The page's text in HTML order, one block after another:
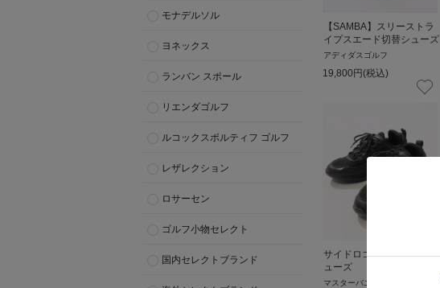
モナデルソル
ヨネックス
ランバン スポール
リエンダゴルフ
ルコックスポルティフ ゴルフ
レザレクション
ロサーセン
ゴルフ小物セレクト
国内セレクトブランド
【SAMBA】スリーストラ
イプスエード切替シューズ
アディダスゴルフ
19,800円(税込)
サイドロゴスパイクレスシ
ューズ
マスターバニー